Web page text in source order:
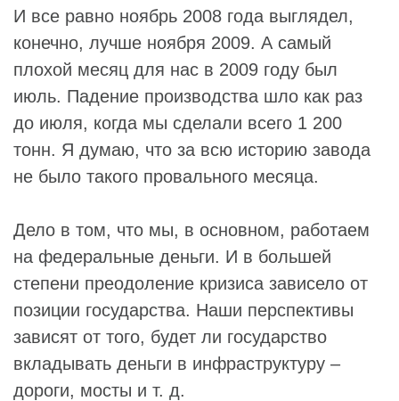
И все равно ноябрь 2008 года выглядел,
конечно, лучше ноября 2009. А самый
плохой месяц для нас в 2009 году был
июль. Падение производства шло как раз
до июля, когда мы сделали всего 1 200
тонн. Я думаю, что за всю историю завода
не было такого провального месяца.
Дело в том, что мы, в основном, работаем
на федеральные деньги. И в большей
степени преодоление кризиса зависело от
позиции государства. Наши перспективы
зависят от того, будет ли государство
вкладывать деньги в инфраструктуру –
дороги, мосты и т. д.